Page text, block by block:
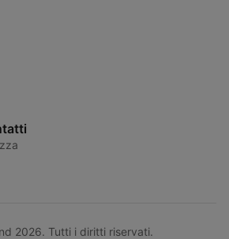
2026. Tutti i diritti riservati.